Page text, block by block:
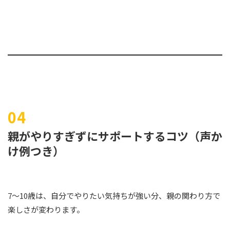
親がやりすぎずにサポートするコツ（声か
け例つき）
7〜10歳は、自分でやりたい気持ちが強い分、親の関わり方で
楽しさが変わります。